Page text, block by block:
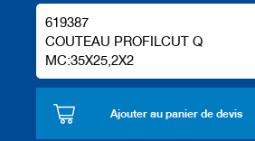
619387
COUTEAU PROFILCUT Q
MC:35X25,2X2
Ajouter au panier de devis